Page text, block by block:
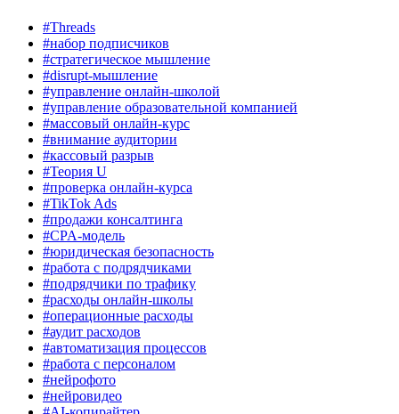
#Threads
#набор подписчиков
#стратегическое мышление
#disrupt-мышление
#управление онлайн-школой
#управление образовательной компанией
#массовый онлайн-курс
#внимание аудитории
#кассовый разрыв
#Теория U
#проверка онлайн-курса
#TikTok Ads
#продажи консалтинга
#CPA-модель
#юридическая безопасность
#работа с подрядчиками
#подрядчики по трафику
#расходы онлайн-школы
#операционные расходы
#аудит расходов
#автоматизация процессов
#работа с персоналом
#нейрофото
#нейровидео